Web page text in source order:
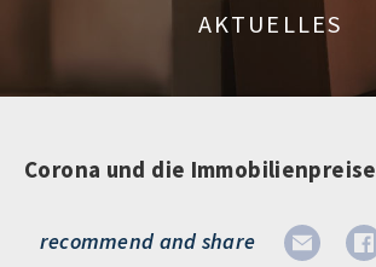
AKTUELLES
Corona und die Immobilienpreise
recommend and share